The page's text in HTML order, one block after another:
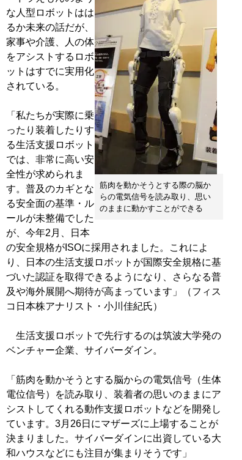
筋肉を動かそうとする際の脳か
らの電気信号を読み取り、思い
のままに動かすことができる
な人型ロボットはは
るか未来の話だが、
家事や介護、人の体
をアシストするロボ
ットはすでに実用化
されている。
「私たちが実際に乗
ったり装着したりす
る生活支援ロボット
では、非常に高い安
全性が求められま
す。普及のカギとな
る安全面の基準・ル
ールが未整備でした
が、今年2月、日本
の安全規格がISOに採用されました。これによ
り、日本の生活支援ロボットが国際安全規格に基
づいた認証を取得できるようになり、さらなる普
及や海外展開へ期待が高まっています」（フィス
コ日本株アナリスト・小川佳紀氏）
生活支援ロボットで先行するのは筑波大学発の
ベンチャー企業、サイバーダイン。
「筋肉を動かそうとする脳からの電気信号（生体
電位信号）を読み取り、装着者の思いのままにア
シストしてくれる動作支援ロボットなどを開発し
ています。3月26日にマザーズに上場することが
決まりました。サイバーダインに出資している大
和ハウスなどにも注目が集まりそうです」